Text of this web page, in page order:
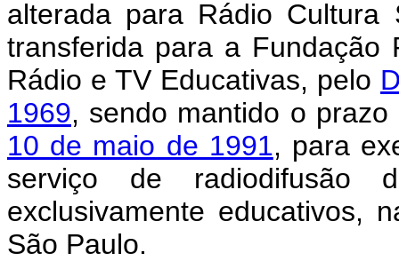
alterada para Rádio Cultura
transferida para a Fundação
Rádio e TV Educativas, pelo
1969, sendo mantido o
10 de maio de 1991, para
serviço de
exclusivamente educativos,
São Paulo.